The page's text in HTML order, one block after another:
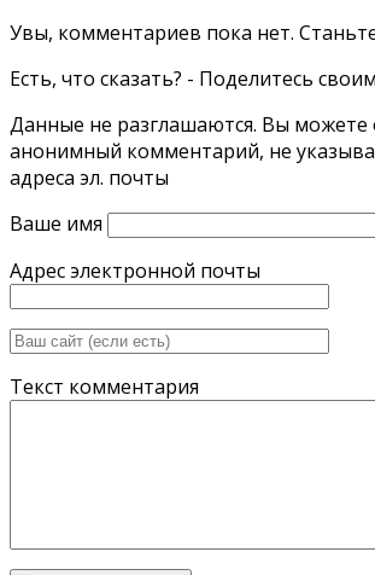
Увы, комментариев пока нет.
Есть, что сказать? - Поделитесь
Данные не разглашаются. Вы можете
анонимный комментарий, не
адреса эл. почты
Ваше имя
Адрес электронной почты
Текст комментария